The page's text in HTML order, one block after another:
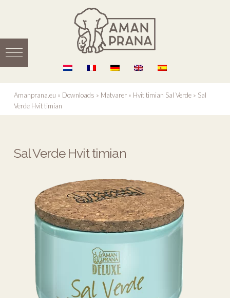
Amanprana.eu » Downloads » Matvarer» Hvit timian Sal Verde» Sal
Verde Hvit timian
Sal Verde Hvit timian